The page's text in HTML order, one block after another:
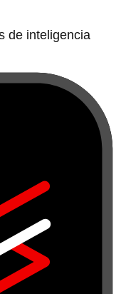
de inteligencia